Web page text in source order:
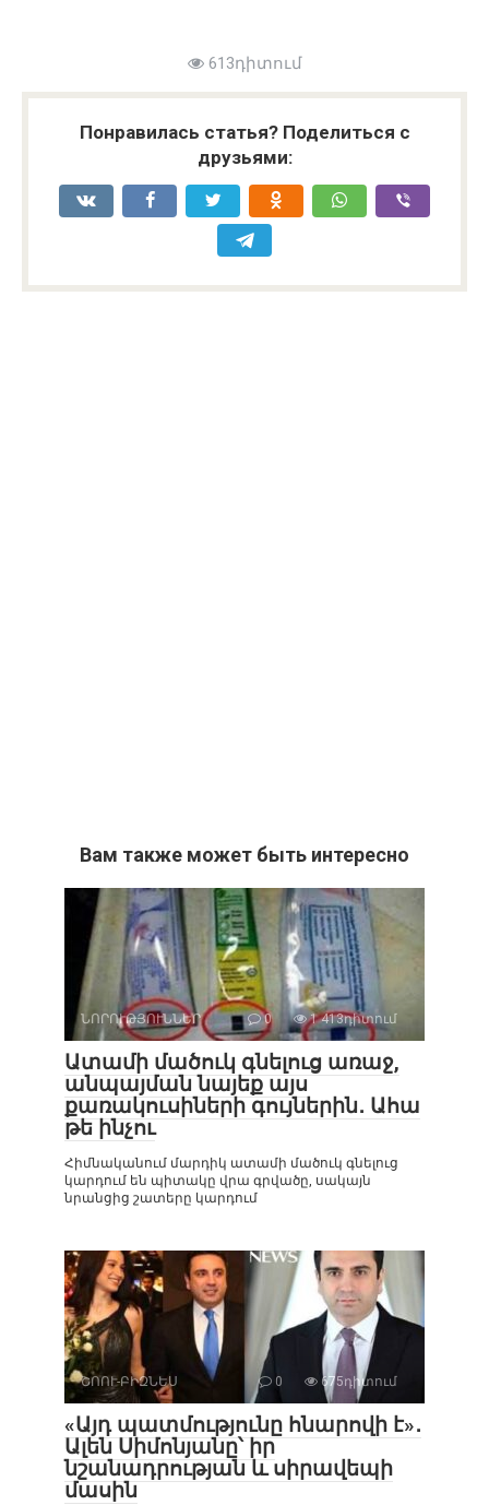
613դիտում
Понравилась статья? Поделиться с
друзьями:
Вам также может быть интересно
ՆՈՐՈՒԹՅՈՒՆՆԵՐ 0 1 413դիտում
Ատամի մածուկ գնելուց առաջ,
անպայման նայեք այս
քառակուսիների գույներին․ Ահա
թե ինչու
Հիմնականում մարդիկ ատամի մածուկ գնելուց
կարդում են պիտակը վրա գրվածը, սակայն
նրանցից շատերը կարդում
ՇՈՈՒ-ԲԻԶՆԵՍ 0 675դիտում
«Այդ պատմությունը հնարովի է»․
Ալեն Սիմոնյանը՝ իր
նշանադրության և սիրավեպի
մասին